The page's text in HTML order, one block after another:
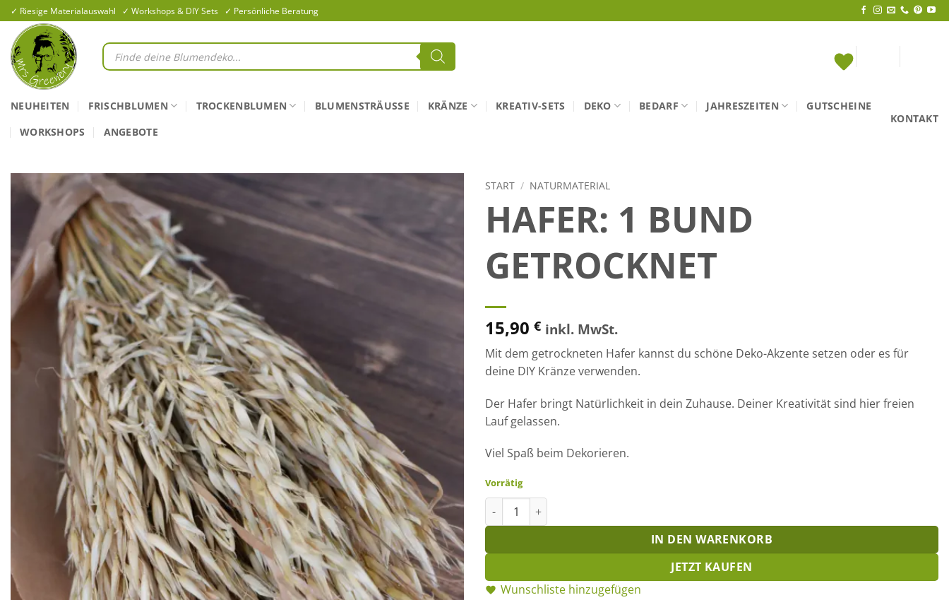
Zum
Inhalt
springen
✓ Riesige Materialauswahl ✓ Workshops & DIY Sets ✓ Persönliche Beratung
Products
search
NEUHEITEN FRISCHBLUMEN TROCKENBLUMEN BLUMENSTRÄUSSE KRÄNZE KREATIV-SETS DEKO BEDARF JAHRESZEITEN
GUTSCHEINE
WORKSHOPS
ANGEBOTE
KONTAKT
START / NATURMATERIAL
HAFER: 1 BUND
GETROCKNET
15,90 € inkl. MwSt.
Mit dem getrockneten Hafer kannst du schöne Deko-Akzente setzen oder es für
deine DIY Kränze verwenden.
Der Hafer bringt Natürlichkeit in dein Zuhause. Deiner Kreativität sind hier freien
Lauf gelassen.
Viel Spaß beim Dekorieren.
Vorrätig
Hafer: 1 Bund getrocknet Menge
IN DEN WARENKORB
JETZT KAUFEN
Wunschliste hinzugefügen